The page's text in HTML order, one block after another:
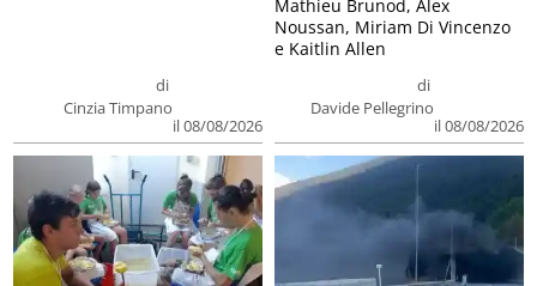
di
Cinzia Timpano
il 08/08/2026
di
Davide Pellegrino
il 08/08/2026
Mathieu Brunod, Alex
Noussan, Miriam Di Vincenzo
e Kaitlin Allen